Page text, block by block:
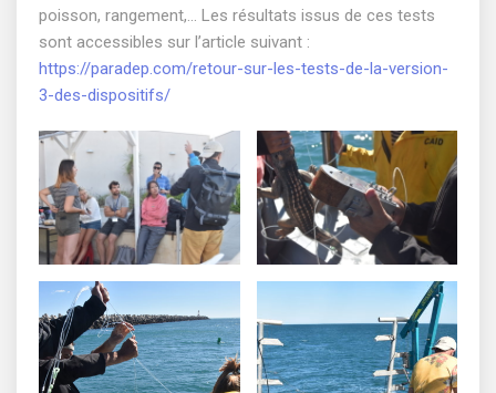
poisson, rangement,… Les résultats issus de ces tests
sont accessibles sur l’article suivant :
https://paradep.com/retour-sur-les-tests-de-la-version-
3-des-dispositifs/